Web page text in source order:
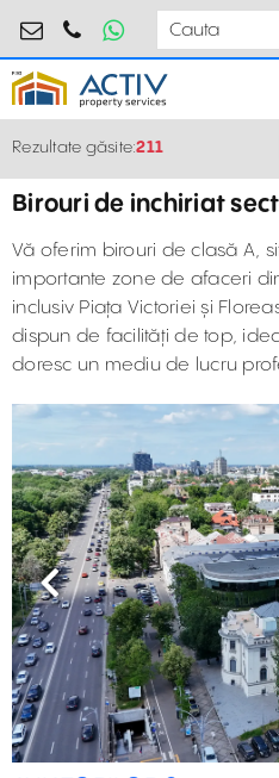
0724.584.442
Rezultate găsite:211
Birouri de inchiriat
Vă oferim birouri de clasă A,
importante zone de afaceri
inclusiv Piața Victoriei și
dispun de facilități de top,
doresc un mediu de lucru
Previous